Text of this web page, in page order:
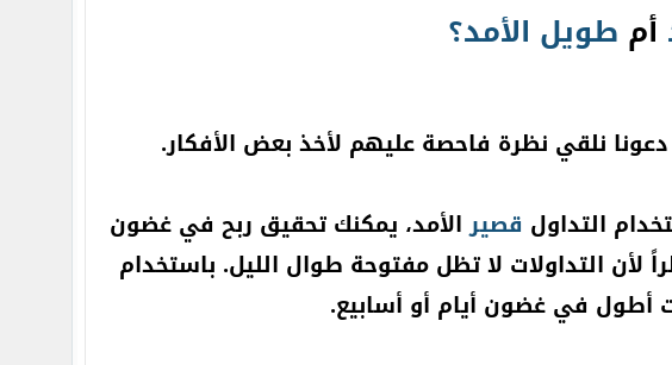
أم طويل الأمد؟
نلقي نظرة فاحصة عليهم لأخذ بعض الأفكار.
التداول قصيرالأمد، يمكنك تحقيق ربح في غضون
لأن التداولات لا تظل مفتوحة طوال الليل. باستخدام
أطول في غضون أيام أو أسابيع.